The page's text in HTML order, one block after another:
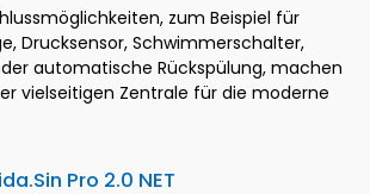
zum Beispiel für
Drucksensor, Schwimmerschalter,
automatische Rückspülung, machen
vielseitigen Zentrale für die moderne
Pro 2.0 NET